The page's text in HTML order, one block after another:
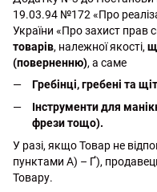
19.03.94 №172 «Про
України «Про захист прав
товарів, належної якості,
(поверненню), а саме
Гребінці, гребені та
Інструменти для
фрези тощо).
У разі, якщо Товар не
пунктами А) – Ґ),
Товару.